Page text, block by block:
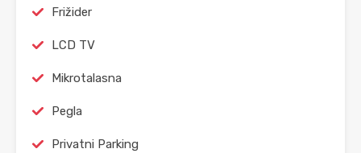
Frižider
LCD TV
Mikrotalasna
Pegla
Privatni Parking